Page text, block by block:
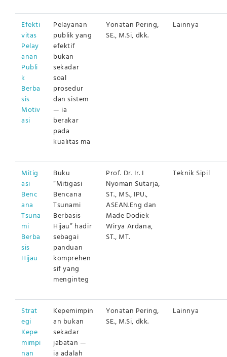
Efekti
vitas
Pelay
anan
Publi
k
Berba
sis
Motiv
asi
Pelayanan
publik yang
efektif
bukan
sekadar
soal
prosedur
dan sistem
— ia
berakar
pada
kualitas ma
Yonatan Pering,
SE., M.Si, dkk.
Lainnya
Mitig
asi
Benc
ana
Tsuna
mi
Berba
sis
Hijau
Buku
“Mitigasi
Bencana
Tsunami
Berbasis
Hijau” hadir
sebagai
panduan
komprehen
sif yang
menginteg
Prof. Dr. Ir. I
Nyoman Sutarja,
ST., MS., IPU.,
ASEAN.Eng dan
Made Dodiek
Wirya Ardana,
ST., MT.
Teknik Sipil
Strat
egi
Kepe
mimpi
nan
Kepemimpin
an bukan
sekadar
jabatan —
ia adalah
Yonatan Pering,
SE., M.Si, dkk.
Lainnya